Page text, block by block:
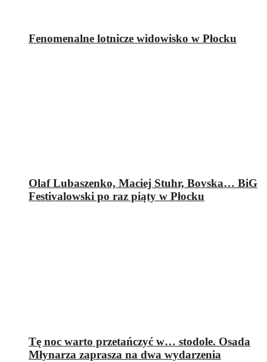
Fenomenalne lotnicze widowisko w Płocku
Olaf Lubaszenko, Maciej Stuhr, Bovska… BiG
Festivalowski po raz piąty w Płocku
Tę noc warto przetańczyć w… stodole. Osada
Młynarza zaprasza na dwa wydarzenia